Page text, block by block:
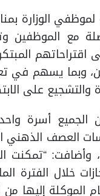
لموظفي الوزارة
مع الموظفين
اقتراحاتهم
وبما يسهم في
على
الجميع أسرة
العصف الذهني
“تمكنت
خلال الفترة
الموكلة